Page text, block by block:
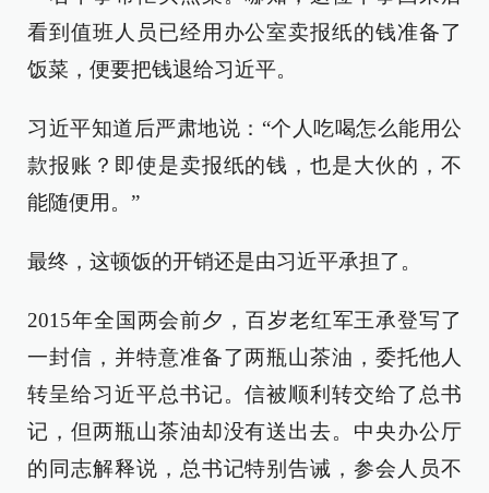
看到值班人员已经用办公室卖报纸的钱准备了
饭菜，便要把钱退给习近平。
习近平知道后严肃地说：“个人吃喝怎么能用公
款报账？即使是卖报纸的钱，也是大伙的，不
能随便用。”
最终，这顿饭的开销还是由习近平承担了。
2015年全国两会前夕，百岁老红军王承登写了
一封信，并特意准备了两瓶山茶油，委托他人
转呈给习近平总书记。信被顺利转交给了总书
记，但两瓶山茶油却没有送出去。中央办公厅
的同志解释说，总书记特别告诫，参会人员不